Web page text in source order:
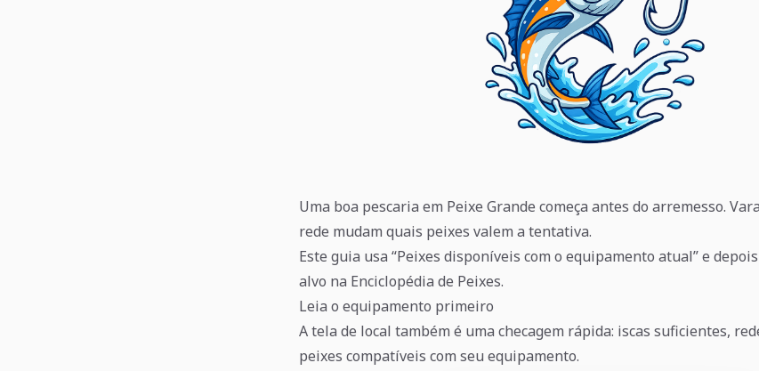
Uma boa pescaria em Peixe Grande começa antes do arremesso.
rede mudam quais peixes valem a tentativa.
Este guia usa “Peixes disponíveis com o equipamento atual” e
alvo na Enciclopédia de Peixes.
Leia o equipamento primeiro
A tela de local também é uma checagem rápida: iscas suficientes,
peixes compatíveis com seu equipamento.